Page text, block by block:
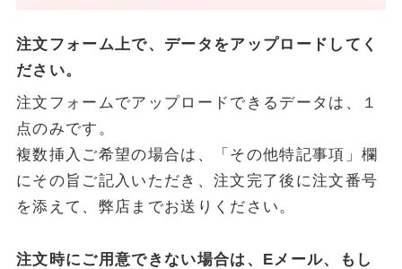
注文フォーム上で、データをアップロードしてく
ださい。
注文フォームでアップロードできるデータは、１
点のみです。
複数挿入ご希望の場合は、「その他特記事項」欄
にその旨ご記入いただき、注文完了後に注文番号
を添えて、 弊店までお送りください。
注文時にご用意できない場合は、Eメール、もし